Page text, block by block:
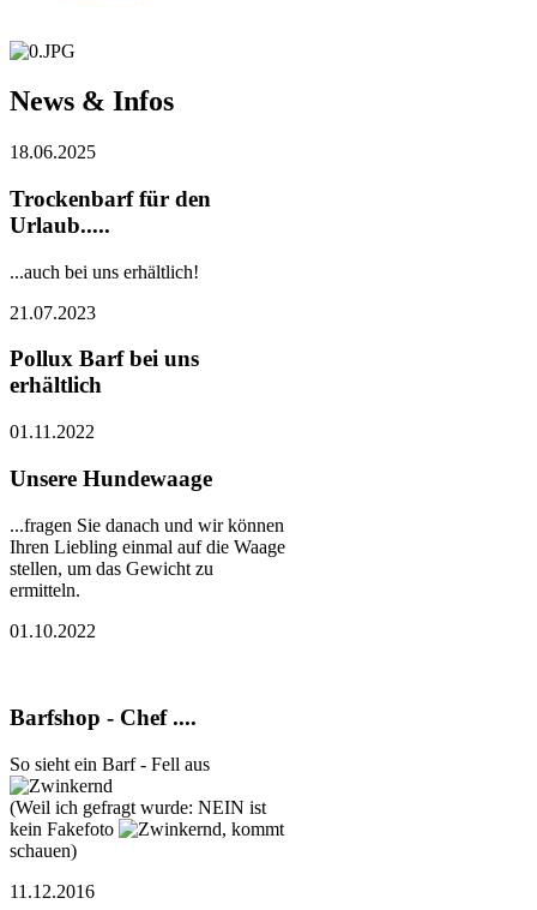
News & Infos
18.06.2025
Trockenbarf für den
Urlaub.....
...auch bei uns erhältlich!
21.07.2023
Pollux Barf bei uns
erhältlich
01.11.2022
Unsere Hundewaage
...fragen Sie danach und wir können
Ihren Liebling einmal auf die Waage
stellen, um das Gewicht zu
ermitteln.
01.10.2022
Barfshop - Chef ....
So sieht ein Barf - Fell aus
(Weil ich gefragt wurde: NEIN ist
kein Fakefoto
, kommt
schauen)
11.12.2016